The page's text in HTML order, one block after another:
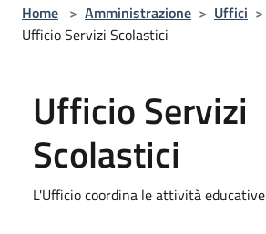
Home > Amministrazione > Uffici >
Ufficio Servizi Scolastici
Ufficio Servizi
Scolastici
L'Ufficio coordina le attività educative